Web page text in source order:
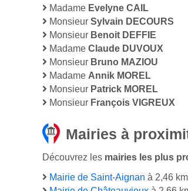
Madame Evelyne CAIL
Monsieur Sylvain DECOURS
Monsieur Benoit DEFFIE
Madame Claude DUVOUX
Monsieur Bruno MAZIOU
Madame Annik MOREL
Monsieur Patrick MOREL
Monsieur François VIGREUX
Mairies à
Découvrez les mairies les plus
Mairie de Saint-Aignan à 2,46 km